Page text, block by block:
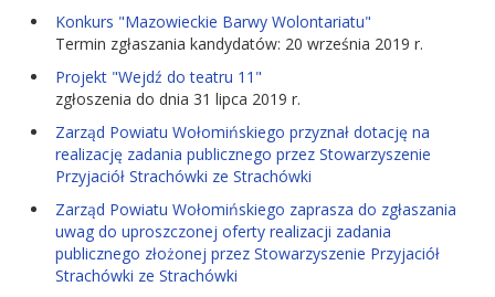
Konkurs "Mazowieckie Barwy Wolontariatu"
Termin zgłaszania kandydatów: 20 września 2019 r.
Projekt "Wejdź do teatru 11"
zgłoszenia do dnia 31 lipca 2019 r.
Zarząd Powiatu Wołomińskiego przyznał dotację na
realizację zadania publicznego przez Stowarzyszenie
Przyjaciół Strachówki ze Strachówki
Zarząd Powiatu Wołomińskiego zaprasza do zgłaszania
uwag do uproszczonej oferty realizacji zadania
publicznego złożonej przez Stowarzyszenie Przyjaciół
Strachówki ze Strachówki